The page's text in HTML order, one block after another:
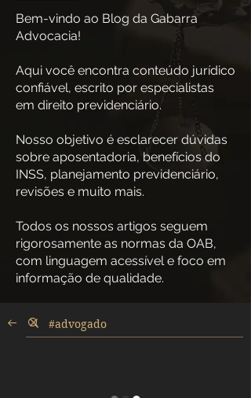
Bem-vindo ao Blog da Gabarra
Advocacia!
Aqui você encontra conteúdo jurídico
confiável, escrito por especialistas
em direito previdenciário.
Nosso objetivo é esclarecer dúvidas
sobre aposentadoria, benefícios do
INSS, planejamento previdenciário,
revisões e muito mais.
Todos os nossos artigos seguem
rigorosamente as normas da OAB,
com linguagem acessível e foco em
informação de qualidade.